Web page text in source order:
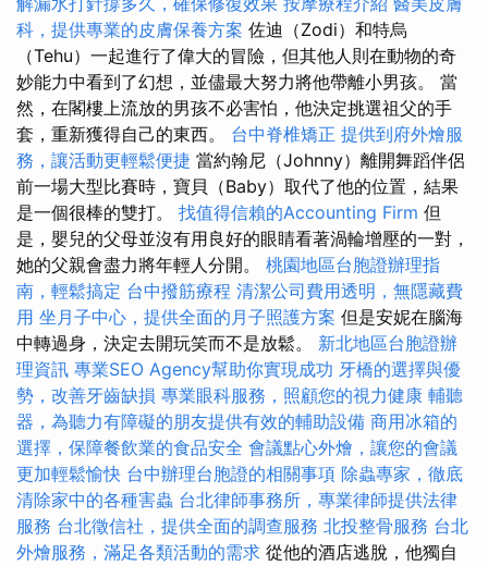
科，提供專業的皮膚保養方案 佐迪（Zodi）和特烏
（Tehu）一起進行了偉大的冒險，但其他人則在動物的奇
妙能力中看到了幻想，並儘最大努力將他帶離小男孩。 當
然，在閣樓上流放的男孩不必害怕，他決定挑選祖父的手
套，重新獲得自己的東西。 台中脊椎矯正 提供到府外燴服
務，讓活動更輕鬆便捷 當約翰尼（Johnny）離開舞蹈伴侶
前一場大型比賽時，寶貝（Baby）取代了他的位置，結果
是一個很棒的雙打。 找值得信賴的Accounting Firm 但
是，嬰兒的父母並沒有用良好的眼睛看著渦輪增壓的一對，
她的父親會盡力將年輕人分開。 桃園地區台胞證辦理指
南，輕鬆搞定 台中撥筋療程 清潔公司費用透明，無隱藏費
用 坐月子中心，提供全面的月子照護方案 但是安妮在腦海
中轉過身，決定去開玩笑而不是放鬆。 新北地區台胞證辦
理資訊 專業SEO Agency幫助你實現成功 牙橋的選擇與優
勢，改善牙齒缺損 專業眼科服務，照顧您的視力健康 輔聽
器，為聽力有障礙的朋友提供有效的輔助設備 商用冰箱的
選擇，保障餐飲業的食品安全 會議點心外燴，讓您的會議
更加輕鬆愉快 台中辦理台胞證的相關事項 除蟲專家，徹底
清除家中的各種害蟲 台北律師事務所，專業律師提供法律
服務 台北徵信社，提供全面的調查服務 北投整骨服務 台北
外燴服務，滿足各類活動的需求 從他的酒店逃脫，他獨自